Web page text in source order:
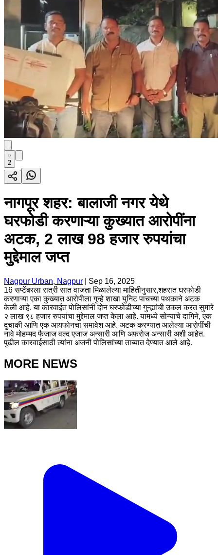
2
नागपूर शहर: बालाजी नगर येथे
घरफोडी करणाऱ्या कुख्यात आरोपींना
अटक, 2 लाख 98 हजार रुपयांचा
मुद्देमाल जप्त
Nagpur Urban, Nagpur
Sep 16, 2025
16 सप्टेंबरला रात्री सात वाजता मिळालेल्या माहितीनुसार,शहरात घरफोडी
करणाऱ्या एका कुख्यात आरोपीला गुन्हे शाखा युनिट पाचच्या पथकाने अटक
केली आहे. या कारवाईत पोलिसांनी दोन घरफोडीच्या गुन्ह्यांची उकल करत सुमारे
२ लाख ९८ हजार रुपयांचा मुद्देमाल जप्त केला आहे. यामध्ये सोन्याचे दागिने, एक
दुचाकी आणि एक आयफोनचा समावेश आहे. अटक करण्यात आलेल्या आरोपींची
नावे मोहम्मद फैजाज वल्द एजाज अन्सारी आणि अफरोज अन्सारी अशी आहेत.
पुढील कारवाईसाठी त्यांना अजनी पोलिसांच्या ताब्यात देण्यात आले आहे.
MORE NEWS